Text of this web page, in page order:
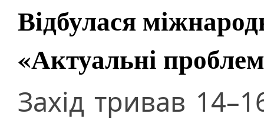
Відбулася
«Актуальні
Захід тривав